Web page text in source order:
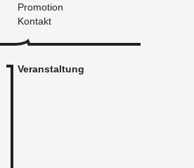
Promotion
Kontakt
Veranstaltung